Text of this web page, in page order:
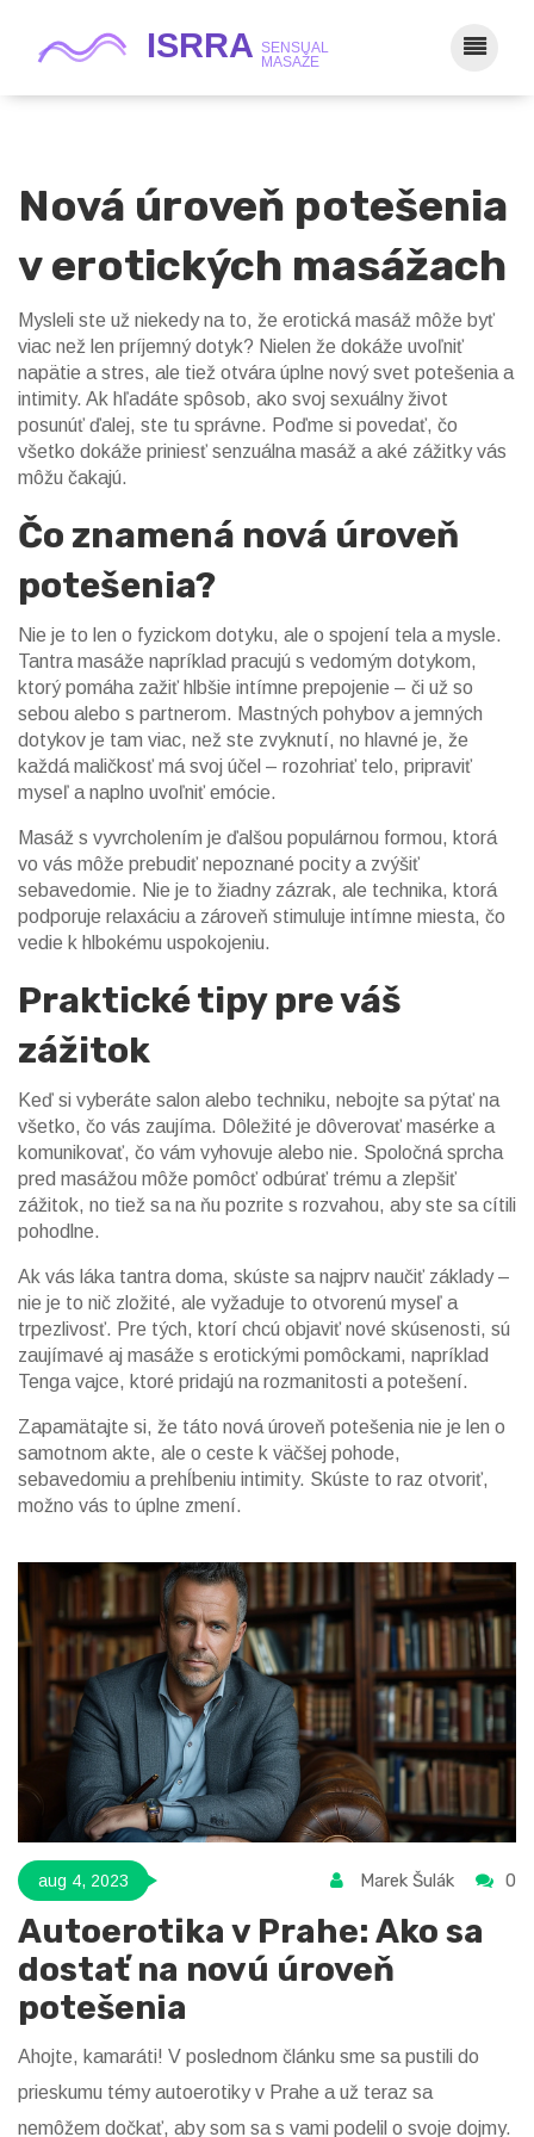
Nová úroveň potešenia
v erotických masážach
Mysleli ste už niekedy na to, že erotická masáž môže byť
viac než len príjemný dotyk? Nielen že dokáže uvoľniť
napätie a stres, ale tiež otvára úplne nový svet potešenia a
intimity. Ak hľadáte spôsob, ako svoj sexuálny život
posunúť ďalej, ste tu správne. Poďme si povedať, čo
všetko dokáže priniesť senzuálna masáž a aké zážitky vás
môžu čakajú.
Čo znamená nová úroveň
potešenia?
Nie je to len o fyzickom dotyku, ale o spojení tela a mysle.
Tantra masáže napríklad pracujú s vedomým dotykom,
ktorý pomáha zažiť hlbšie intímne prepojenie – či už so
sebou alebo s partnerom. Mastných pohybov a jemných
dotykov je tam viac, než ste zvyknutí, no hlavné je, že
každá maličkosť má svoj účel – rozohriať telo, pripraviť
myseľ a naplno uvoľniť emócie.
Masáž s vyvrcholením je ďalšou populárnou formou, ktorá
vo vás môže prebudiť nepoznané pocity a zvýšiť
sebavedomie. Nie je to žiadny zázrak, ale technika, ktorá
podporuje relaxáciu a zároveň stimuluje intímne miesta, čo
vedie k hlbokému uspokojeniu.
Praktické tipy pre váš
zážitok
Keď si vyberáte salon alebo techniku, nebojte sa pýtať na
všetko, čo vás zaujíma. Dôležité je dôverovať masérke a
komunikovať, čo vám vyhovuje alebo nie. Spoločná sprcha
pred masážou môže pomôcť odbúrať trému a zlepšiť
zážitok, no tiež sa na ňu pozrite s rozvahou, aby ste sa cítili
pohodlne.
Ak vás láka tantra doma, skúste sa najprv naučiť základy –
nie je to nič zložité, ale vyžaduje to otvorenú myseľ a
trpezlivosť. Pre tých, ktorí chcú objaviť nové skúsenosti, sú
zaujímavé aj masáže s erotickými pomôckami, napríklad
Tenga vajce, ktoré pridajú na rozmanitosti a potešení.
Zapamätajte si, že táto nová úroveň potešenia nie je len o
samotnom akte, ale o ceste k väčšej pohode,
sebavedomiu a prehĺbeniu intimity. Skúste to raz otvoriť,
možno vás to úplne zmení.
aug 4, 2023 Marek Šulák 0
Autoerotika v Prahe: Ako sa
dostať na novú úroveň
potešenia
Ahojte, kamaráti! V poslednom článku sme sa pustili do
prieskumu témy autoerotiky v Prahe a už teraz sa
nemôžem dočkať, aby som sa s vami podelil o svoje dojmy.